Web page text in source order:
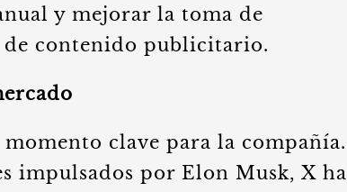
y mejorar la toma de
contenido publicitario.
clave para la compañía.
impulsados por Elon Musk, X ha